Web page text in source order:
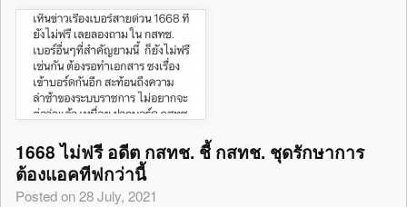
1668 ไม่ฟรี อดีต กสทช. ชี้ กสทช. ชุดรักษาการ
ต้องแอคทีฟกว่านี้
Posted on 28 July, 2021